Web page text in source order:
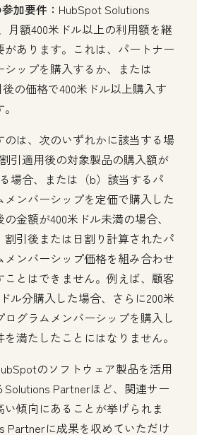
加要件： HubSpot Solutions
月額400米ドル以上の利用額を継
あります。これは、パートナー
シップを購入するか、または
の価格で400米ドル以上購入す
のは、次のいずれかに該当する場
引適用後の対象製品の購入額が
場合、または（b）該当するパ
メンバーシップを定価で購入した
金額が400米ドル未満の場合、
引後または日割り計算されたパ
メンバーシップ価格を組み合わせ
ことはできません。例えば、顧客
ル分購入した場合、さらに200米
ログラムメンバーシップを購入し
満たしたことにはなりません。
のソフトウェア製品を活用
Solutions Partnerほど、関連サー
い傾向にあることが挙げられま
Partnerに成果を収めていただけ